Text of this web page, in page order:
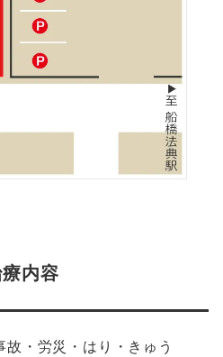
内容
・労災・はり・きゅう